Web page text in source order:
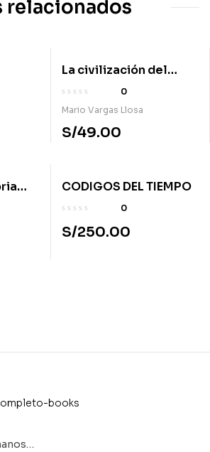
relacionados
La civilización del
espectaculo
0
Mario Vargas Llosa
S/49.00
CODIGOS DEL TIEMPO
0
S/250.00